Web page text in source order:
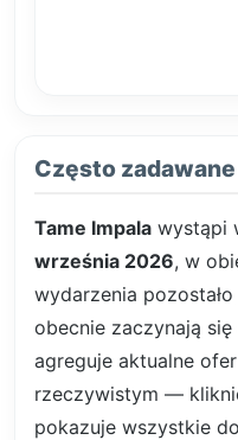
Często
Tame Impala wystąpi
września 2026, w
wydarzenia
obecnie zaczynają się
agreguje aktualne
rzeczywistym —
pokazuje wszystkie